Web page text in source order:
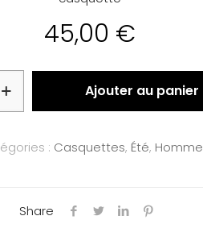
45,00 €
Ajouter au panier
: Casquettes, Été, Homme
Share